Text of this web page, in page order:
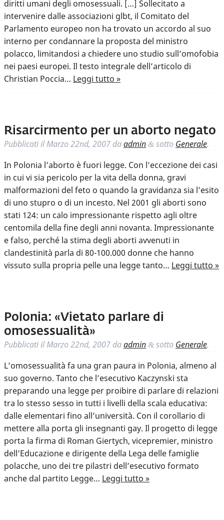
diritti umani degli omosessuali. […] Sollecitato a
intervenire dalle associazioni glbt, il Comitato del
Parlamento europeo non ha trovato un accordo al suo
interno per condannare la proposta del ministro
polacco, limitandosi a chiedere uno studio sull’omofobia
nei paesi europei. Il testo integrale dell’articolo di
Christian Poccia… Leggi tutto »
Risarcirmento per un aborto negato
Pubblicati ilMarzo 22nd, 2007 daadmin & sotto Generale.
In Polonia l’aborto è fuori legge. Con l’eccezione dei casi
in cui vi sia pericolo per la vita della donna, gravi
malformazioni del feto o quando la gravidanza sia l’esito
di uno stupro o di un incesto. Nel 2001 gli aborti sono
stati 124: un calo impressionante rispetto agli oltre
centomila della fine degli anni novanta. Impressionante
e falso, perché la stima degli aborti avvenuti in
clandestinità parla di 80-100.000 donne che hanno
vissuto sulla propria pelle una legge tanto… Leggi tutto »
Polonia: «Vietato parlare di
omosessualità»
Pubblicati ilMarzo 22nd, 2007 daadmin & sotto Generale.
L’omosessualità fa una gran paura in Polonia, almeno al
suo governo. Tanto che l’esecutivo Kaczynski sta
preparando una legge per proibire di parlare di relazioni
tra lo stesso sesso in tutti i livelli della scala educativa:
dalle elementari fino all’università. Con il corollario di
mettere alla porta gli insegnanti gay. Il progetto di legge
porta la firma di Roman Giertych, vicepremier, ministro
dell’Educazione e dirigente della Lega delle famiglie
polacche, uno dei tre pilastri dell’esecutivo formato
anche dal partito Legge… Leggi tutto »